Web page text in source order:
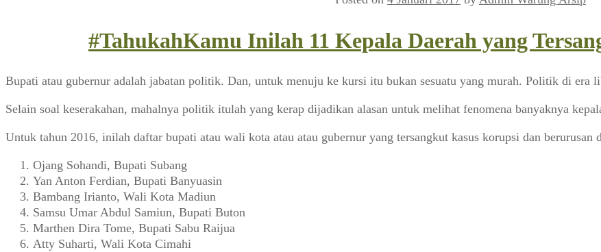
#TahukahKamu Inilah 11 Kepala Daerah yang
Bupati atau gubernur adalah jabatan politik. Dan, untuk menuju ke kursi itu bukan sesuatu yang murah. Politik di era
Selain soal keserakahan, mahalnya politik itulah yang kerap dijadikan alasan untuk melihat fenomena banyaknya
Untuk tahun 2016, inilah daftar bupati atau wali kota atau atau gubernur yang tersangkut kasus korupsi dan
Ojang Sohandi, Bupati Subang
Yan Anton Ferdian, Bupati Banyuasin
Bambang Irianto, Wali Kota Madiun
Samsu Umar Abdul Samiun, Bupati Buton
Marthen Dira Tome, Bupati Sabu Raijua
Atty Suharti, Wali Kota Cimahi